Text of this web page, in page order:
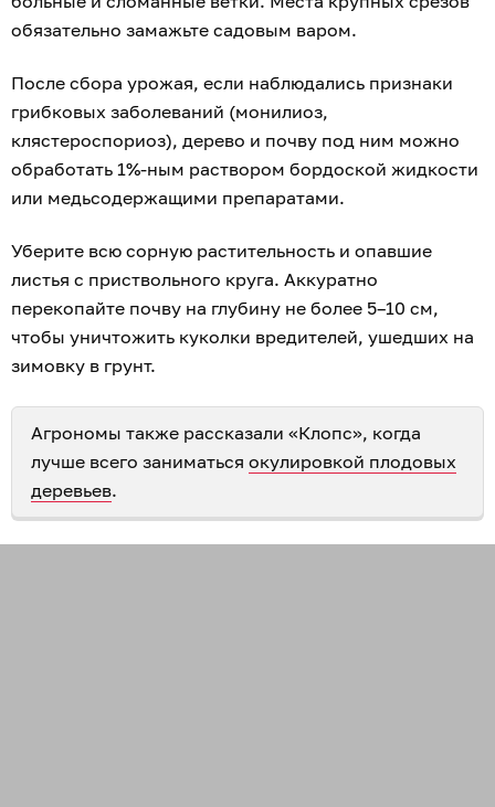
обязательно замажьте садовым варом.
После сбора урожая, если наблюдались признаки
грибковых заболеваний (монилиоз,
клястероспориоз), дерево и почву под ним можно
обработать 1%-ным раствором бордоской жидкости
или медьсодержащими препаратами.
Уберите всю сорную растительность и опавшие
листья с приствольного круга. Аккуратно
перекопайте почву на глубину не более 5–10 см,
чтобы уничтожить куколки вредителей, ушедших на
зимовку в грунт.
Агрономы также рассказали «Клопс», когда
лучше всего заниматься окулировкой плодовых
деревьев.